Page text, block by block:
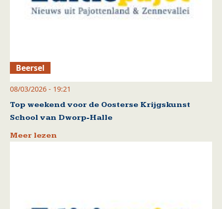
Beersel
08/03/2026 - 19:21
Top weekend voor de Oosterse Krijgskunst
School van Dworp-Halle
Meer lezen